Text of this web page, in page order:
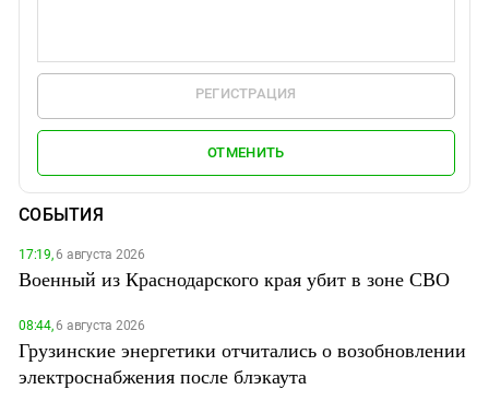
РЕГИСТРАЦИЯ
ОТМЕНИТЬ
СОБЫТИЯ
17:19,6 августа 2026
Военный из Краснодарского края убит в зоне СВО
08:44,6 августа 2026
Грузинские энергетики отчитались о возобновлении
электроснабжения после блэкаута